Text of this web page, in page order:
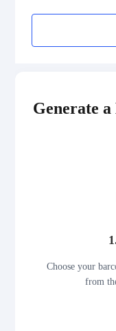
Generate
Choose your
from